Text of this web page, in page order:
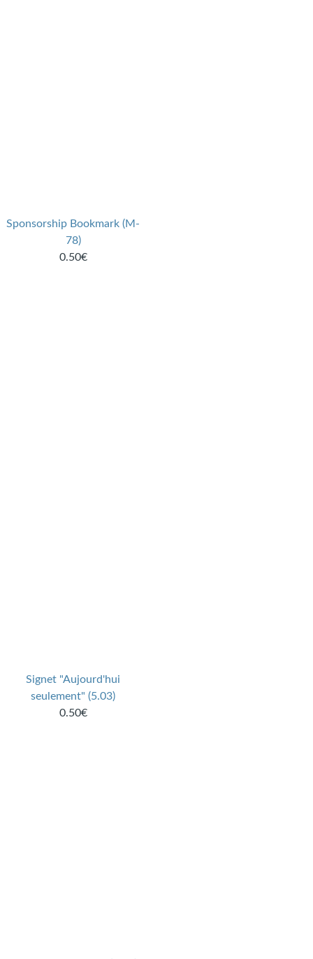
Sponsorship Bookmark (M-
78)
0.50€
Signet "Aujourd'hui
seulement" (5.03)
0.50€